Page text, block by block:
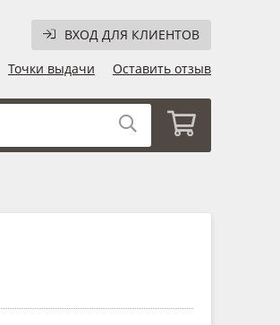
ВХОД ДЛЯ КЛИЕНТОВ
Точки выдачи Оставить отзыв